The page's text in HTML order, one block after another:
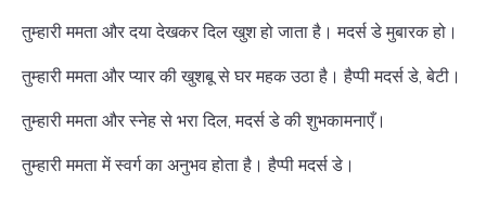
तुम्हारी ममता और दया देखकर दिल खुश हो जाता है। मदर्स डे मुबारक हो।
तुम्हारी ममता और प्यार की खुशबू से घर महक उठा है। हैप्पी मदर्स डे, बेटी।
तुम्हारी ममता और स्नेह से भरा दिल, मदर्स डे की शुभकामनाएँ।
तुम्हारी ममता में स्वर्ग का अनुभव होता है। हैप्पी मदर्स डे।